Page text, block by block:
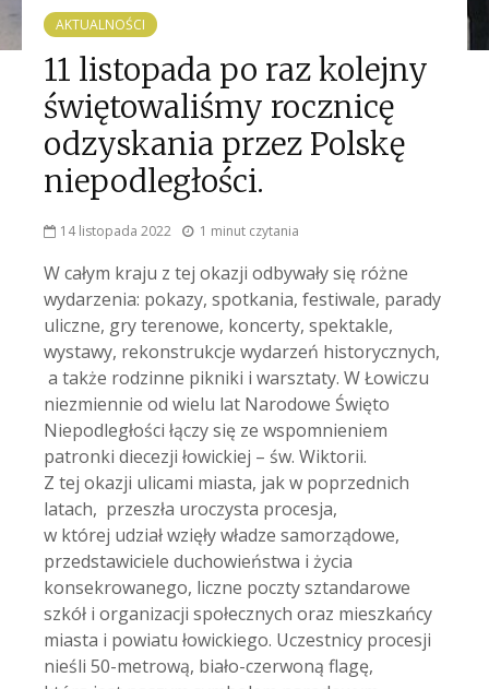
AKTUALNOŚCI
11 listopada po raz kolejny
świętowaliśmy rocznicę
odzyskania przez Polskę
niepodległości.
14 listopada 2022 1 minut czytania
W całym kraju z tej okazji odbywały się różne
wydarzenia: pokazy, spotkania, festiwale, parady
uliczne, gry terenowe, koncerty, spektakle,
wystawy, rekonstrukcje wydarzeń historycznych,
a także rodzinne pikniki i warsztaty. W Łowiczu
niezmiennie od wielu lat Narodowe Święto
Niepodległości łączy się ze wspomnieniem
patronki diecezji łowickiej – św. Wiktorii.
Z tej okazji ulicami miasta, jak w poprzednich
latach, przeszła uroczysta procesja,
w której udział wzięły władze samorządowe,
przedstawiciele duchowieństwa i życia
konsekrowanego, liczne poczty sztandarowe
szkół i organizacji społecznych oraz mieszkańcy
miasta i powiatu łowickiego. Uczestnicy procesji
nieśli 50-metrową, biało-czerwoną flagę,